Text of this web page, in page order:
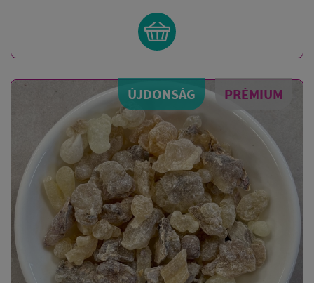
ÚJDONSÁG PRÉMIUM